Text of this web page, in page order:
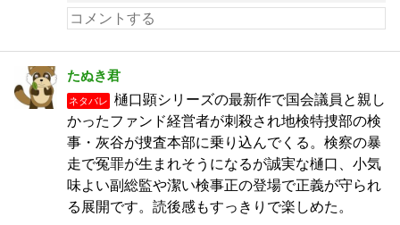
たぬき君
ネタバレ
樋口顕シリーズの最新作で国会議員と親し
かったファンド経営者が刺殺され地検特捜部の検
事・灰谷が捜査本部に乗り込んでくる。検察の暴
走で冤罪が生まれそうになるが誠実な樋口、小気
味よい副総監や潔い検事正の登場で正義が守られ
る展開です。読後感もすっきりで楽しめた。